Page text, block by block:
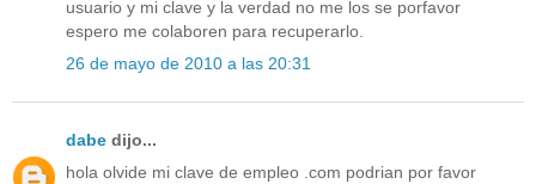
usuario y mi clave y la verdad no me los se porfavor
espero me colaboren para recuperarlo.
26 de mayo de 2010 a las 20:31
dabe dijo...
hola olvide mi clave de empleo .com podrian por favor